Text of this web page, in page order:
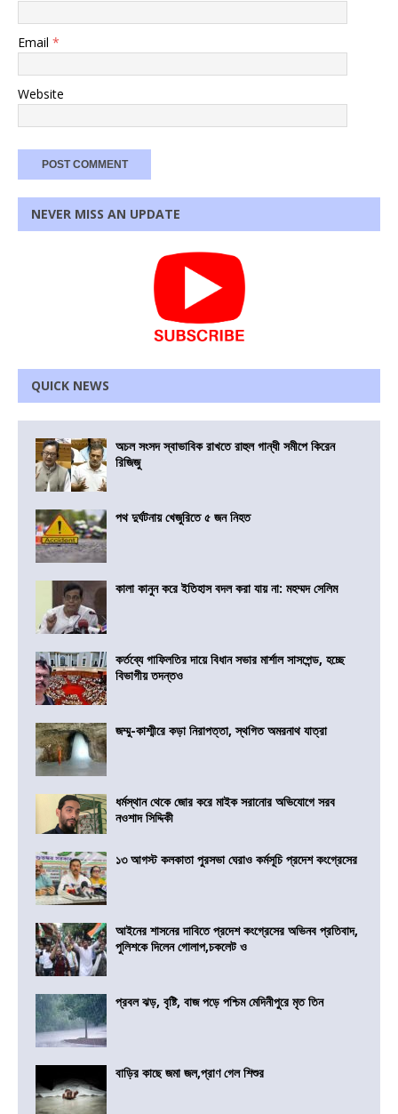
Email *
Website
NEVER MISS AN UPDATE
QUICK NEWS
অচল সংসদ স্বাভাবিক রাখতে রাহুল গান্ধী সমীপে কিরেন
রিজিজু
পথ দুর্ঘটনায় খেজুরিতে ৫ জন নিহত
কালা কানুন করে ইতিহাস বদল করা যায় না: মহম্মদ সেলিম
কর্তব্যে গাফিলতির দায়ে বিধান সভার মার্শাল সাসপেন্ড, হচ্ছে
বিভাগীয় তদন্তও
জম্মু-কাশ্মীরে কড়া নিরাপত্তা, স্থগিত অমরনাথ যাত্রা
ধর্মস্থান থেকে জোর করে মাইক সরানোর অভিযোগে সরব
নওশাদ সিদ্দিকী
১৩ আগস্ট কলকাতা পুরসভা ঘেরাও কর্মসূচি প্রদেশ কংগ্রেসের
আইনের শাসনের দাবিতে প্রদেশ কংগ্রেসের অভিনব প্রতিবাদ,
পুলিশকে দিলেন গোলাপ,চকলেট ও
প্রবল ঝড়, বৃষ্টি, বাজ পড়ে পশ্চিম মেদিনীপুরে মৃত তিন
বাড়ির কাছে জমা জল,প্রাণ গেল শিশুর